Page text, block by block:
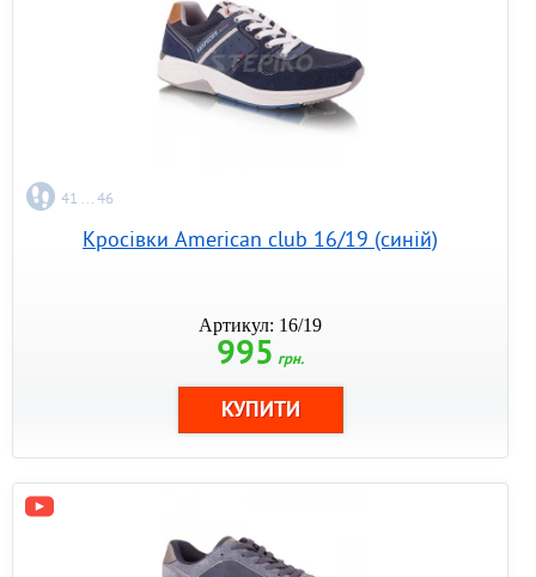
41 ... 46
Кросівки American club 16/19 (синій)
Артикул: 16/19
995 грн.